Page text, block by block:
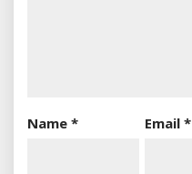
Name * Email*